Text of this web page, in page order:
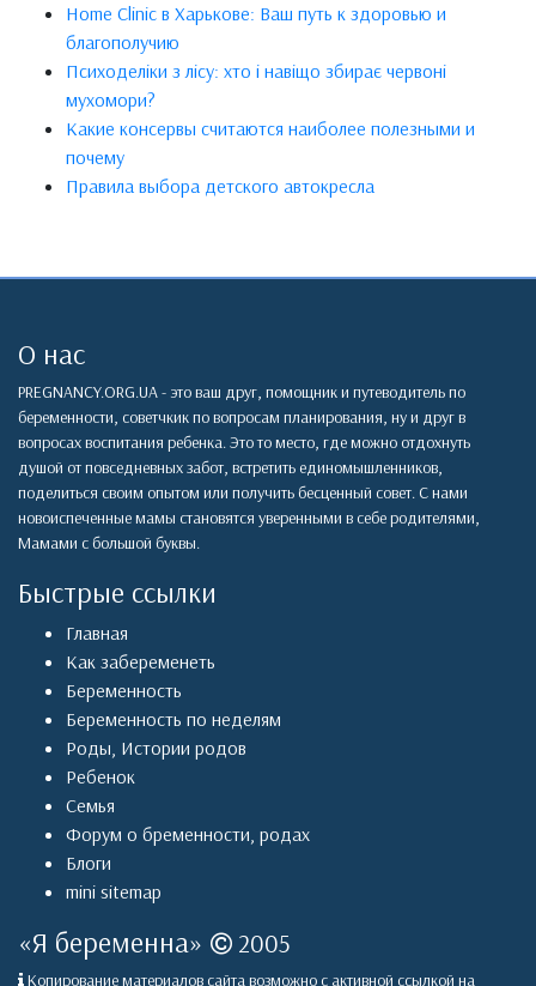
Home Clinic в Харькове: Ваш путь к здоровью и
благополучию
Психоделіки з лісу: хто і навіщо збирає червоні
мухомори?
Какие консервы считаются наиболее полезными и
почему
Правила выбора детского автокресла
О нас
PREGNANCY.ORG.UA - это ваш друг, помощник и путеводитель по
беременности, советчкик по вопросам планирования, ну и друг в
вопросах воспитания ребенка. Это то место, где можно отдохнуть
душой от повседневных забот, встретить единомышленников,
поделиться своим опытом или получить бесценный совет. С нами
новоиспеченные мамы становятся уверенными в себе родителями,
Мамами с большой буквы.
Быстрые ссылки
Главная
Как забеременеть
Беременность
Беременность по неделям
Роды, Истории родов
Ребенок
Семья
Форум о бременности, родах
Блоги
mini sitemap
«Я беременна» 2005
Копирование материалов сайта возможно с активной ссылкой на